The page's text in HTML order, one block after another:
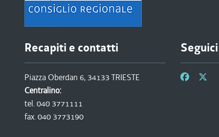
Recapiti e contatti
Piazza Oberdan 6, 34133 TRIESTE
Centralino:
tel. 040 3771111
fax. 040 3773190